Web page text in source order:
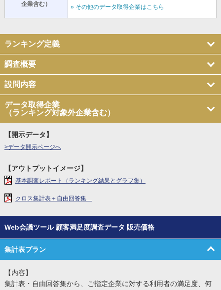
企業含む）
» その他のデータ取得企業はこちら
ランキング定義
調査概要
設問内容
データ取得企業
（ランキング対象外企業含む）
【開示データ】
>データ開示ページへ
【アウトプットイメージ】
基本調査レポート（ランキング結果とグラフ集）
クロス集計表＋自由回答集
Web会議ツール 顧客満足度調査データ 販売価格
集計表プラン
【内容】
集計表・自由回答集から、ご指定企業に対する利用者の満足度、何